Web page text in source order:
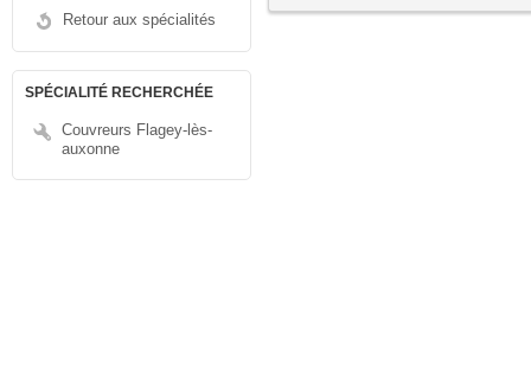
Retour aux spécialités
SPÉCIALITÉ RECHERCHÉE
Couvreurs Flagey-lès-
auxonne